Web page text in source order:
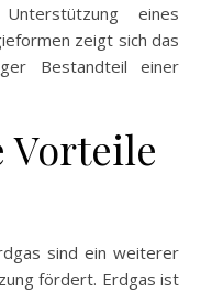
eines
zeigt sich das
Bestandteil einer
Vorteile
sind ein weiterer
fördert. Erdgas ist